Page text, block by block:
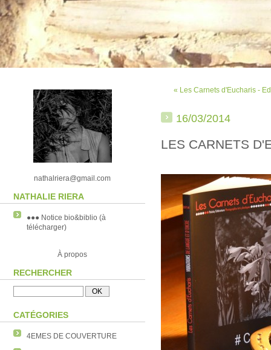
nathalriera@gmail.com
NATHALIE RIERA
●●● Notice bio&biblio (à
télécharger)
À propos
RECHERCHER
CATÉGORIES
4EMES DE COUVERTURE
« Les Carnets d'Eucharis -
16/03/2014
LES CARNETS